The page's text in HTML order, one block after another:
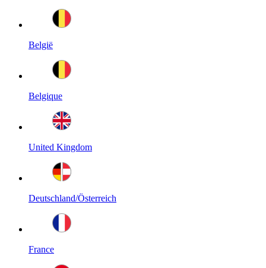
België
Belgique
United Kingdom
Deutschland/Österreich
France